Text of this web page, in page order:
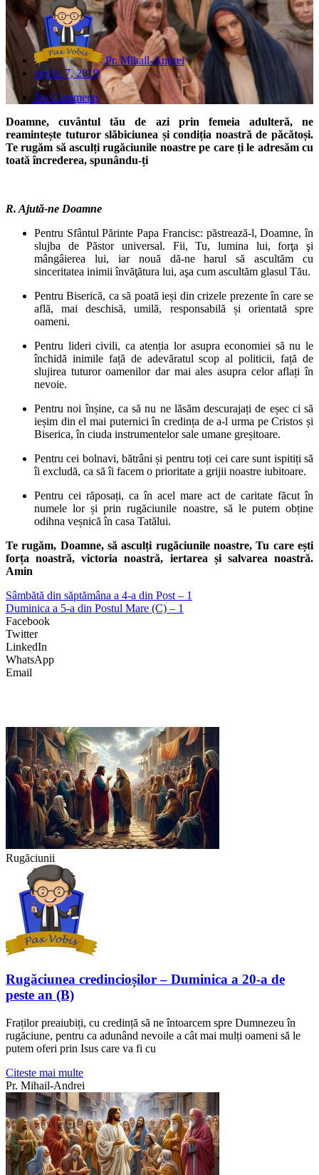
Pr. Mihail-Andrei
aprilie 7, 2019
No Comments
Doamne, cuvântul tău de azi prin femeia adulteră, ne
reamintește tuturor slăbiciunea și condiția noastră de păcătoși.
Te rugăm să asculți rugăciunile noastre pe care ți le adresăm cu
toată încrederea, spunându-ți
R. Ajută-ne Doamne
Pentru Sfântul Părinte Papa Francisc: păstrează-l, Doamne, în
slujba de Păstor universal. Fii, Tu, lumina lui, forţa şi
mângâierea lui, iar nouă dă-ne harul să ascultăm cu
sinceritatea inimii învăţătura lui, aşa cum ascultăm glasul Tău.
Pentru Biserică, ca să poată ieși din crizele prezente în care se
află, mai deschisă, umilă, responsabilă și orientată spre
oameni.
Pentru lideri civili, ca atenția lor asupra economiei să nu le
închidă inimile față de adevăratul scop al politicii, față de
slujirea tuturor oamenilor dar mai ales asupra celor aflați în
nevoie.
Pentru noi înșine, ca să nu ne lăsăm descurajați de eșec ci să
ieșim din el mai puternici în credința de a-l urma pe Cristos și
Biserica, în ciuda instrumentelor sale umane greșitoare.
Pentru cei bolnavi, bătrâni și pentru toți cei care sunt ispitiți să
îi excludă, ca să îi facem o prioritate a grijii noastre iubitoare.
Pentru cei răposați, ca în acel mare act de caritate făcut în
numele lor și prin rugăciunile noastre, să le putem obține
odihna veșnică în casa Tatălui.
Te rugăm, Doamne, să asculți rugăciunile noastre, Tu care ești
forța noastră, victoria noastră, iertarea și salvarea noastră.
Amin
Sâmbătă din săptămâna a 4-a din Post – 1
Duminica a 5-a din Postul Mare (C) – 1
Facebook
Twitter
LinkedIn
WhatsApp
Email
Rugăciunii
Rugăciunea credincioșilor – Duminica a 20-a de
peste an (B)
Fraților preaiubiți, cu credință să ne întoarcem spre Dumnezeu în
rugăciune, pentru ca adunând nevoile a cât mai mulți oameni să le
putem oferi prin Isus care va fi cu
Citeste mai multe
Pr. Mihail-Andrei